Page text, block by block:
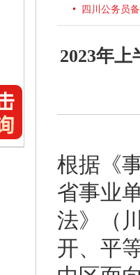
四川公务员
2023年
根据《
省事业
法》（
开、平